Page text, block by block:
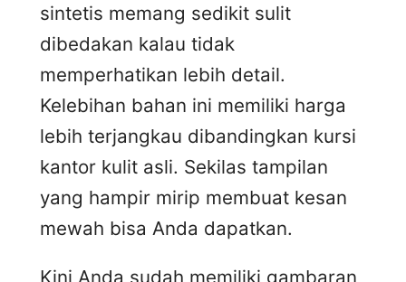
sintetis memang sedikit sulit
dibedakan kalau tidak
memperhatikan lebih detail.
Kelebihan bahan ini memiliki harga
lebih terjangkau dibandingkan kursi
kantor kulit asli. Sekilas tampilan
yang hampir mirip membuat kesan
mewah bisa Anda dapatkan.
Kini Anda sudah memiliki gambaran